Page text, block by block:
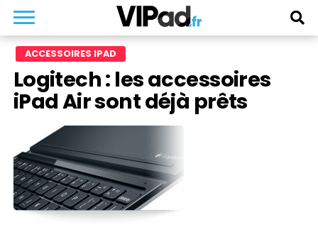
ACCESSOIRES IPAD
Logitech : les accessoires
iPad Air sont déjà prêts